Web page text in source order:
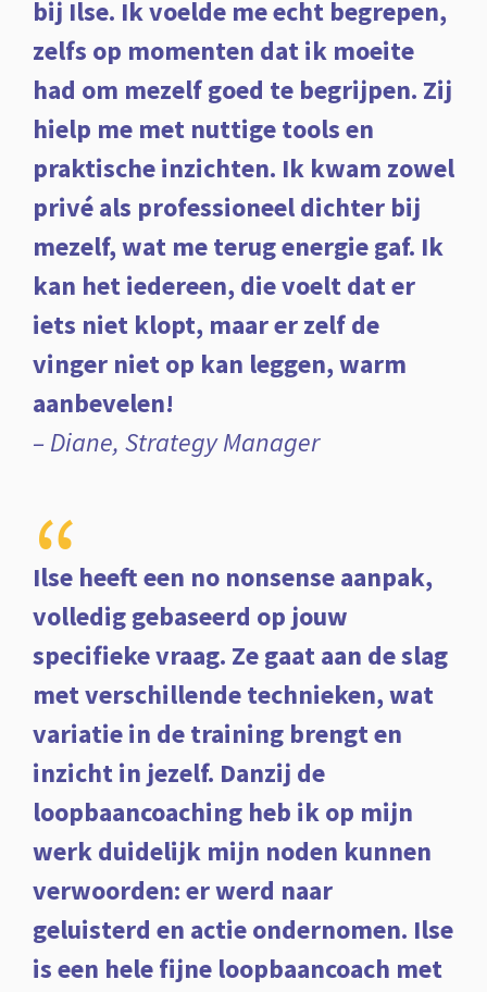
bij Ilse. Ik voelde me echt begrepen,
zelfs op momenten dat ik moeite
had om mezelf goed te begrijpen. Zij
hielp me met nuttige tools en
praktische inzichten. Ik kwam zowel
privé als professioneel dichter bij
mezelf, wat me terug energie gaf. Ik
kan het iedereen, die voelt dat er
iets niet klopt, maar er zelf de
vinger niet op kan leggen, warm
aanbevelen!
– Diane, Strategy Manager
“
Ilse heeft een no nonsense aanpak,
volledig gebaseerd op jouw
specifieke vraag. Ze gaat aan de slag
met verschillende technieken, wat
variatie in de training brengt en
inzicht in jezelf. Danzij de
loopbaancoaching heb ik op mijn
werk duidelijk mijn noden kunnen
verwoorden: er werd naar
geluisterd en actie ondernomen. Ilse
is een hele fijne loopbaancoach met